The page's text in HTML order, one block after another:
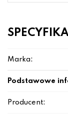
Marka:
Podstawowe
Producent: